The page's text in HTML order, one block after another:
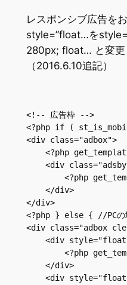
レスポンシブ広告を
style=”float…を
280px; float… と変更
（2016.6.10追記）
<!-- 広告枠 -->
<?php if (
<div class="adbox">
<?php
<div
<?php
    </div>
</div>
<?php } else { //PCの
<div class="adbox
<div
<?php
    </div>
<div